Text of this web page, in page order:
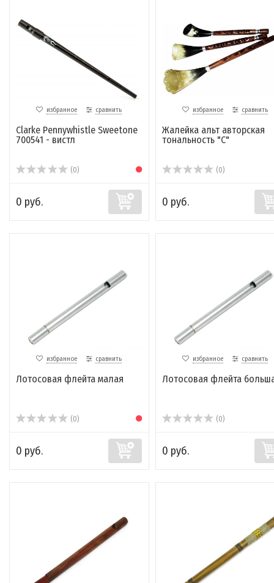
избранное сравнить
Сlarke Pennywhistle Sweetone
700541 - вистл
(0)
0 руб.
избранное сравнить
Жалейка альт авторская
тональность "С"
(0)
0 руб.
избранное сравнить
Лотосовая флейта малая
(0)
0 руб.
избранное сравнить
Лотосовая флейта
(0)
0 руб.